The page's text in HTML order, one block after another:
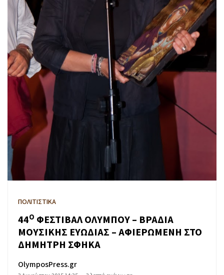
ΠΟΛΙΤΙΣΤΙΚΑ
44Ο ΦΕΣΤΙΒΑΛ ΟΛΥΜΠΟΥ – ΒΡΑΔΙΑ
ΜΟΥΣΙΚΗΣ ΕΥΩΔΙΑΣ – ΑΦΙΕΡΩΜΕΝΗ ΣΤΟ
ΔΗΜΗΤΡΗ ΣΦΗΚΑ
OlymposPress.gr